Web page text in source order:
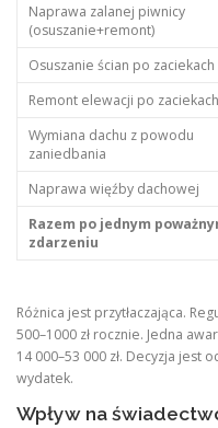
Naprawa zalanej piwnicy
(osuszanie+remont)
Osuszanie ścian po zaciekach
Remont elewacji po zaciekach
Wymiana dachu z powodu
zaniedbania
Naprawa więźby dachowej
Razem po jednym
zdarzeniu
Różnica jest przytłaczająca.
500–1000 zł rocznie. Jedna
14 000–53 000 zł. Decyzja jest
wydatek.
Wpływ na